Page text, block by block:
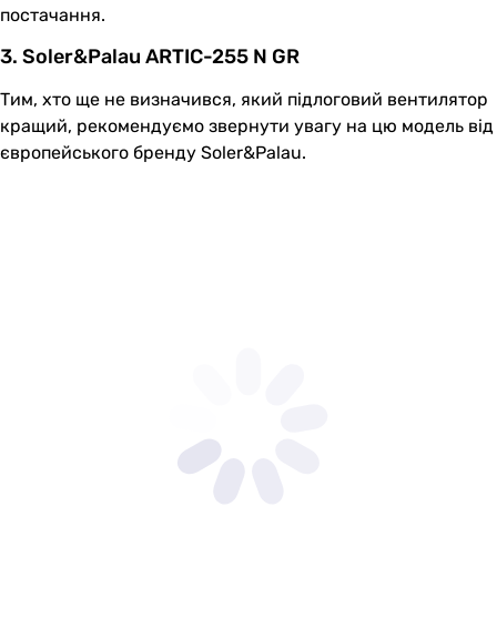
постачання.
3. Soler&Palau ARTIC-255 N GR
Тим, хто ще не визначився, який підлоговий вентилятор
кращий, рекомендуємо звернути увагу на цю модель від
європейського бренду Soler&Palau.